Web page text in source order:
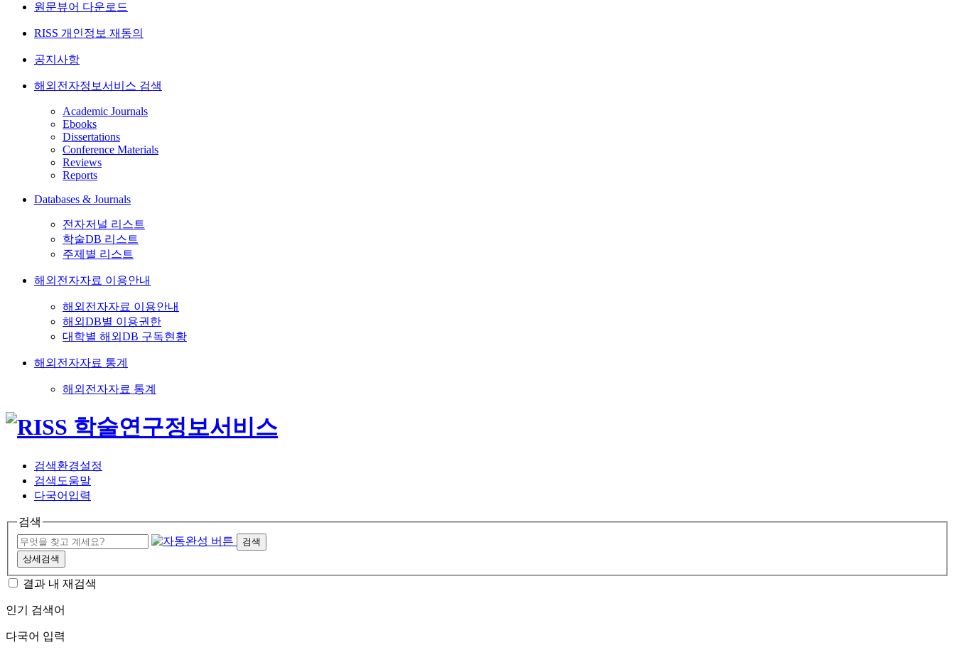
원문뷰어 다운로드
RISS 개인정보 재동의
공지사항
해외전자정보서비스 검색
Academic Journals
Ebooks
Dissertations
Conference Materials
Reviews
Reports
Databases & Journals
전자저널 리스트
학술DB 리스트
주제별 리스트
해외전자자료 이용안내
해외전자자료 이용안내
해외DB별 이용권한
대학별 해외DB 구독현황
해외전자자료 통계
해외전자자료 통계
검색환경설정
검색도움말
다국어입력
검색
검색
상세검색
결과 내 재검색
인기 검색어
다국어 입력